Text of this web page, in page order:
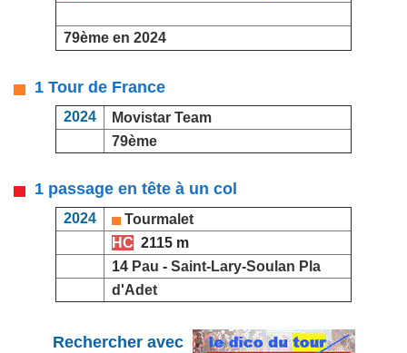
79ème en 2024
1 Tour de France
2024
Movistar Team
79ème
1 passage en tête à un col
2024
Tourmalet
HC 2115 m
14 Pau - Saint-Lary-Soulan Pla
d'Adet
Rechercher avec